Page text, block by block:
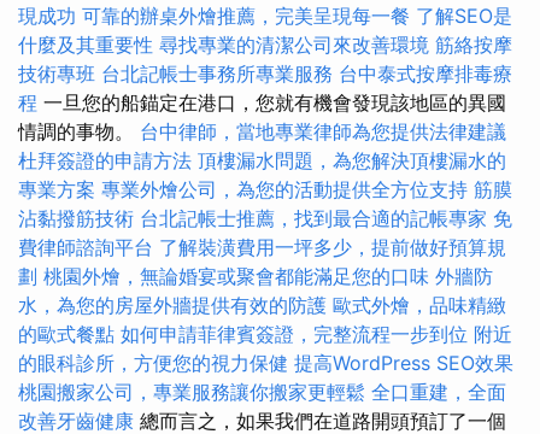
現成功 可靠的辦桌外燴推薦，完美呈現每一餐 了解SEO是
什麼及其重要性 尋找專業的清潔公司來改善環境 筋絡按摩
技術專班 台北記帳士事務所專業服務 台中泰式按摩排毒療
程 一旦您的船錨定在港口，您就有機會發現該地區的異國
情調的事物。 台中律師，當地專業律師為您提供法律建議
杜拜簽證的申請方法 頂樓漏水問題，為您解決頂樓漏水的
專業方案 專業外燴公司，為您的活動提供全方位支持 筋膜
沾黏撥筋技術 台北記帳士推薦，找到最合適的記帳專家 免
費律師諮詢平台 了解裝潢費用一坪多少，提前做好預算規
劃 桃園外燴，無論婚宴或聚會都能滿足您的口味 外牆防
水，為您的房屋外牆提供有效的防護 歐式外燴，品味精緻
的歐式餐點 如何申請菲律賓簽證，完整流程一步到位 附近
的眼科診所，方便您的視力保健 提高WordPress SEO效果
桃園搬家公司，專業服務讓你搬家更輕鬆 全口重建，全面
改善牙齒健康 總而言之，如果我們在道路開頭預訂了一個